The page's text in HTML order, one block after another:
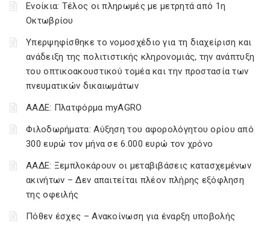
Ενοίκια: Τέλος οι πληρωμές με μετρητά από 1η
Οκτωβρίου
Υπερψηφίσθηκε το νομοσχέδιο για τη διαχείριση και
ανάδειξη της πολιτιστικής κληρονομιάς, την ανάπτυξη
του οπτικοακουστικού τομέα και την προστασία των
πνευματικών δικαιωμάτων
ΑΑΔΕ: Πλατφόρμα myAGRO
Φιλοδωρήματα: Αύξηση του αφορολόγητου ορίου από
300 ευρώ τον μήνα σε 6.000 ευρώ τον χρόνο
ΑΑΔΕ: Ξεμπλοκάρουν οι μεταβιβάσεις κατασχεμένων
ακινήτων – Δεν απαιτείται πλέον πλήρης εξόφληση
της οφειλής
Πόθεν έσχες – Ανακοίνωση για έναρξη υποβολής